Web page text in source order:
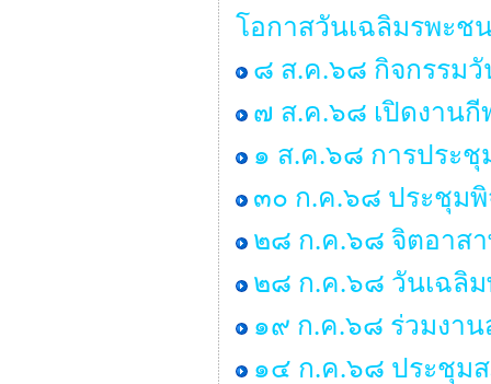
โอกาสวันเฉลิมรพะช
๘ ส.ค.๖๘ กิจกรรม
๗ ส.ค.๖๘ เปิดงานกี
๑ ส.ค.๖๘ การประ
๓๐ ก.ค.๖๘ ประชุม
๒๘ ก.ค.๖๘ จิตอาส
๒๘ ก.ค.๖๘ วันเฉลิม
๑๙ ก.ค.๖๘ ร่วมงา
๑๔ ก.ค.๖๘ ประชุม